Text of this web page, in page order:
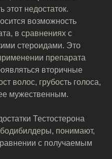
этот недостаток.
возможность
в сравнениях с
стероидами. Это
препарата
вторичные
волос, грубость голоса,
мужественным.
Тестостерона
понимают,
с получаемым